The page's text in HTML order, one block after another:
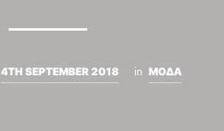
4TH SEPTEMBER 2018 in ΜΟΔΑ